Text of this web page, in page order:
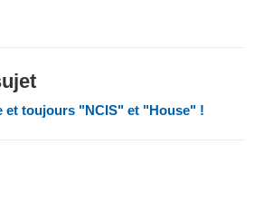
et toujours "NCIS" et "House" !